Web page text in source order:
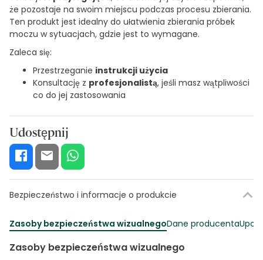
że pozostaje na swoim miejscu podczas procesu zbierania.
Ten produkt jest idealny do ułatwienia zbierania próbek
moczu w sytuacjach, gdzie jest to wymagane.
Zaleca się:
Przestrzeganie instrukcji użycia
Konsultację z profesjonalistą, jeśli masz wątpliwości
co do jej zastosowania
Udostępnij
Bezpieczeństwo i informacje o produkcie
Zasoby bezpieczeństwa wizualnegoDane producenta
Zasoby bezpieczeństwa wizualnego